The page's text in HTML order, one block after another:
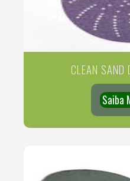
CLEAN SAND
Saiba